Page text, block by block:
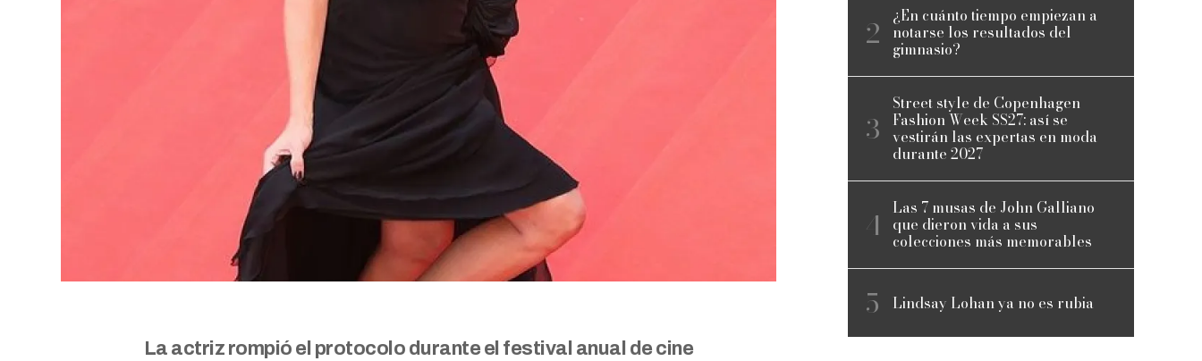
La actriz rompió el protocolo durante el festival anual de cine
¿En cuánto tiempo empiezan a
notarse los resultados del
gimnasio?
Street style de Copenhagen
Fashion Week SS27: así se
vestirán las expertas en moda
durante 2027
Las 7 musas de John Galliano
que dieron vida a sus
colecciones más memorables
Lindsay Lohan ya no es rubia